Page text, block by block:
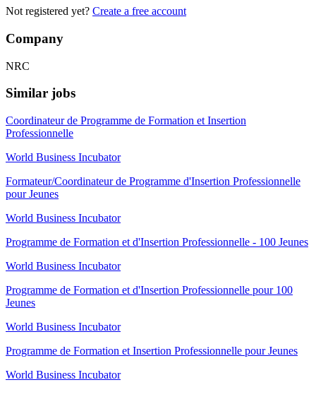
Not registered yet? Create a free account
Company
NRC
Similar jobs
Coordinateur de Programme de Formation et Insertion
Professionnelle
World Business Incubator
Formateur/Coordinateur de Programme d'Insertion Professionnelle
pour Jeunes
World Business Incubator
Programme de Formation et d'Insertion Professionnelle - 100 Jeunes
World Business Incubator
Programme de Formation et d'Insertion Professionnelle pour 100
Jeunes
World Business Incubator
Programme de Formation et Insertion Professionnelle pour Jeunes
World Business Incubator